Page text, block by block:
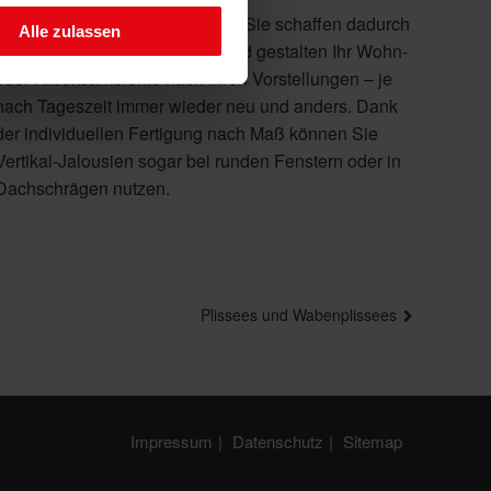
Alle zulassen
nutzen.
Plissees und Wabenplissees
Impressum Datenschutz
Sitemap